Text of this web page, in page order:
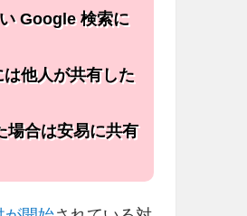
Google 検索に
他人が共有した
場合は安易に共有